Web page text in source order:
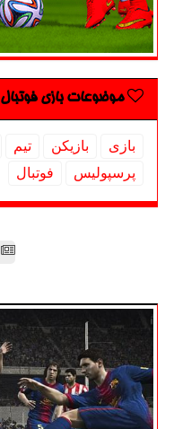
موضوعات بازی فوتبال
بازی بازیكن تیم
پرسپولیس
فوتبال